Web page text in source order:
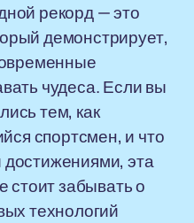
рекорд — это
демонстрирует,
чудеса. Если вы
тем, как
спортсмен, и что
эта
стоит забывать о
технологий